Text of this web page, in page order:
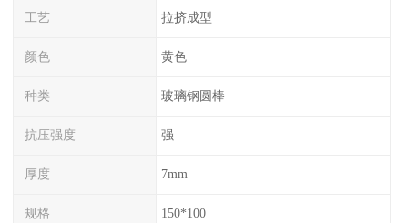
工艺 拉挤成型
颜色 黄色
种类 玻璃钢圆棒
抗压强度 强
厚度 7mm
规格 150*100